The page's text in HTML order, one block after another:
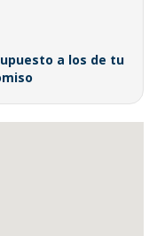
a los de tu